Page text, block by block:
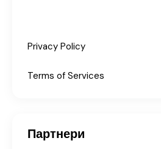
Privacy Policy
Terms of Services
Партнери